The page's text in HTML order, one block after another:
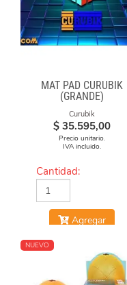
MAT PAD CURUBIK
(GRANDE)
Curubik
$ 35.595,00
Precio unitario.
IVA incluido.
Cantidad:
Agregar
NUEVO